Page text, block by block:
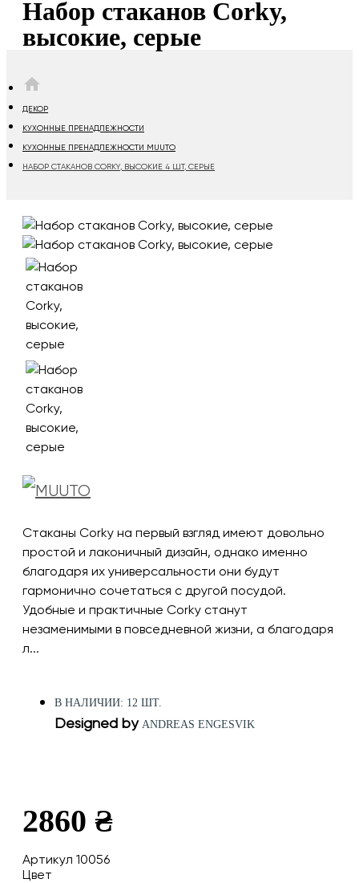
Набор стаканов Corky,
высокие, серые
ДЕКОР
КУХОННЫЕ ПРЕНАДЛЕЖНОСТИ
КУХОННЫЕ ПРЕНАДЛЕЖНОСТИ MUUTO
НАБОР СТАКАНОВ CORKY, ВЫСОКИЕ 4 ШТ, СЕРЫЕ
Стаканы Corky на первый взгляд имеют довольно
простой и лаконичный дизайн, однако именно
благодаря их универсальности они будут
гармонично сочетаться с другой посудой.
Удобные и практичные Corky станут
незаменимыми в повседневной жизни, а благодаря
л...
В НАЛИЧИИ: 12 ШТ.
Designed by ANDREAS ENGESVIK
2860 ₴
Артикул 10056
Цвет